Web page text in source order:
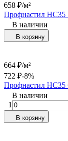
658 ₽/м²
Профнастил
В наличии
В корзину
664 ₽/м²
722 ₽-8%
Профнастил НС35
В наличии
1
В корзину